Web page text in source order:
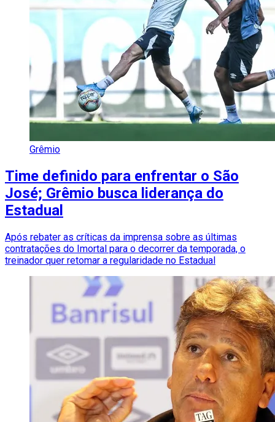
Grêmio
Time definido para enfrentar o São
José; Grêmio busca liderança do
Estadual
Após rebater as críticas da imprensa sobre as últimas
contratações do Imortal para o decorrer da temporada, o
treinador quer retomar a regularidade no Estadual